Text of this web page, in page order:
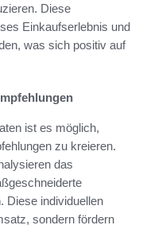
Diese
Einkaufserlebnis und
was sich positiv auf
ist es möglich,
zu kreieren.
das
Diese individuellen
sondern fördern